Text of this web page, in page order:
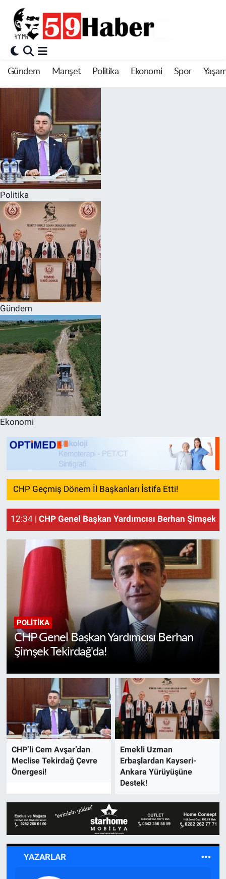
Gündem Manşet Politika Ekonomi Spor
59 Haber Tekirdağ
Politika
Gündem
Ekonomi
CHP Geçmiş Dönem İl Başkanları İstifa Etti!
12:34 |CHP Genel Başkan Yardımcısı Berhan Şimşek
POLITIKA
CHP Genel Başkan Yardımcısı Berhan
Şimşek Tekirdağ'da!
CHP’li Cem Avşar’dan
Meclise Tekirdağ Çevre
Önergesi!
Emekli Uzman
Erbaşlardan Kayseri-
Ankara Yürüyüşüne
Destek!
YAZARLAR